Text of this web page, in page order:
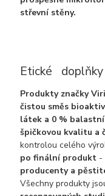
střevní stěny.
Etické doplňky
Produkty značky
čistou směs
látek a 0 %
špičkovou kvalitu
kontrolou celého
po finální produkt -
producenty a
Všechny produkty